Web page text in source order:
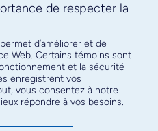
infolettre
facultaire
de respecter la
d’améliorer et de
Web. Certains témoins sont
et la sécurité
enregistrent vos
vous consentez à notre
répondre à vos besoins.